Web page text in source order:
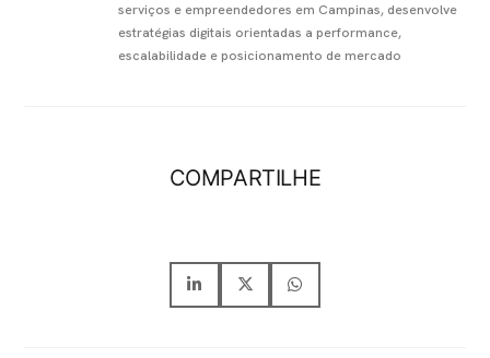
serviços e empreendedores em Campinas, desenvolve
estratégias digitais orientadas a performance,
escalabilidade e posicionamento de mercado
COMPARTILHE